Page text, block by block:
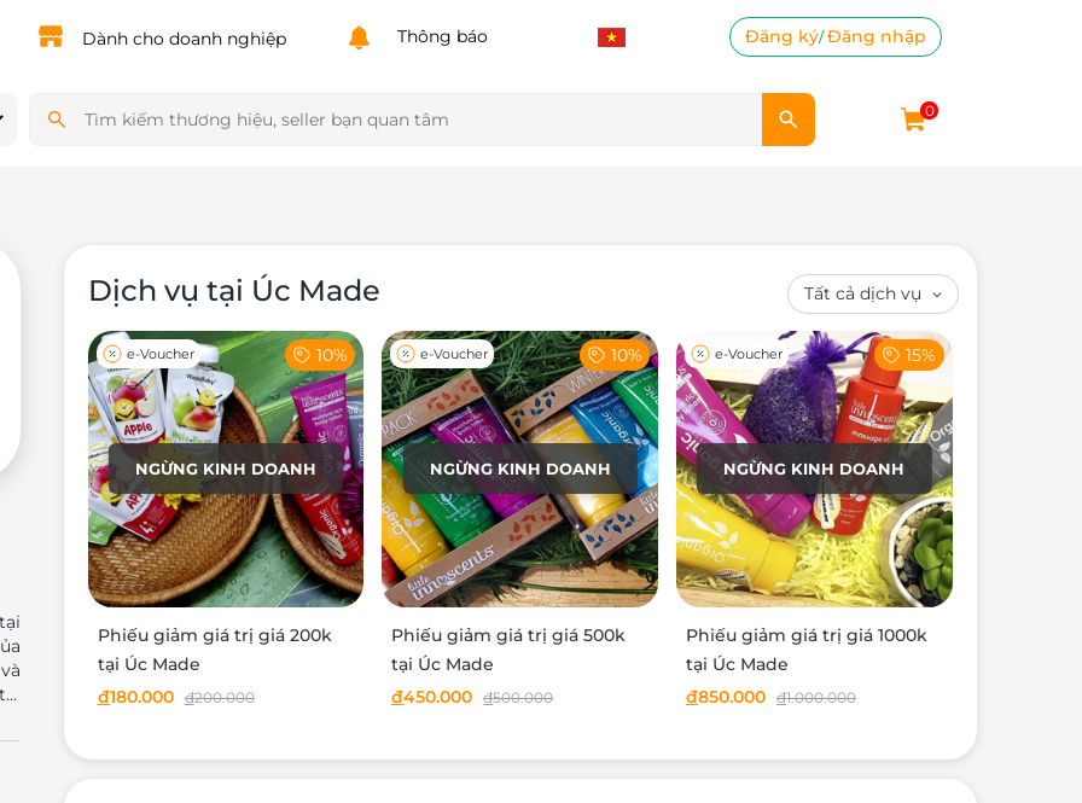
Dành cho doanh nghiệp Thông báo Đăng ký/Đăng nhập
0
Dịch vụ tại Úc Made
NGỪNG KINH DOANH
e-Voucher 10%
Phiếu giảm giá trị giá 200k
tại Úc Made
đ180.000 đ200.000
NGỪNG KINH DOANH
e-Voucher 10%
Phiếu giảm giá trị giá 500k
tại Úc Made
đ450.000 đ500.000
NGỪNG KINH DOANH
e-Voucher 15%
Phiếu giảm giá trị giá 1000k
tại Úc Made
đ850.000 đ1.000.000